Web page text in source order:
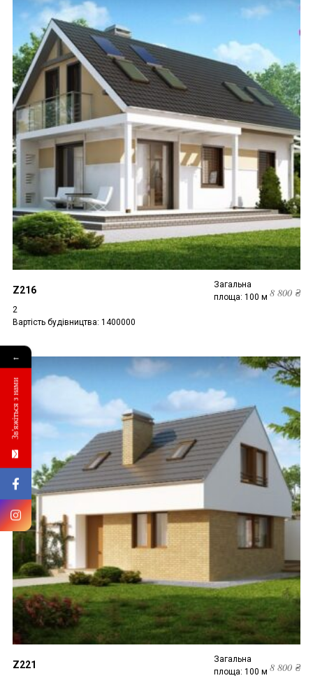
Z216 8 800₴
Загальна
площа: 100 м
2
Вартість будівництва: 1400000
Z221 8 800₴
Загальна
площа: 100 м
←
Зв'яжіться з нами